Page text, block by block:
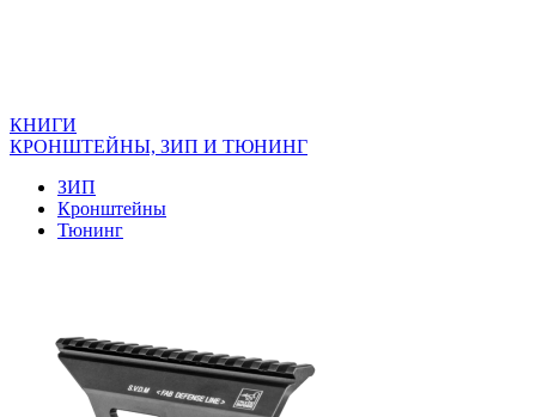
КНИГИ
КРОНШТЕЙНЫ, ЗИП И ТЮНИНГ
ЗИП
Кронштейны
Тюнинг